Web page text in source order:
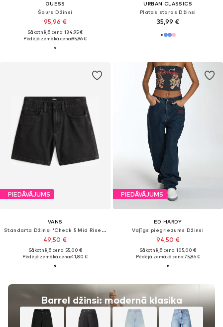
GUESS
Šaurs Džinsi
95,96 €
Sākotnējā cena: 134,95 €
Pēdējā zemākā cena:95,96 €
URBAN CLASSICS
Platas staras Džinsi
35,99 €
PIEDĀVĀJUMS
VANS
Standarta Džinsi 'Check 5 Mid Rise Short'
49,50 €
Sākotnējā cena: 55,00 €
Pēdējā zemākā cena:41,80 €
Barrel džinsi: modernā klasika
PIEDĀVĀJUMS
ED HARDY
Vaļīgs piegriezums Džinsi
94,50 €
Sākotnējā cena: 105,00 €
Pēdējā zemākā cena:75,86 €